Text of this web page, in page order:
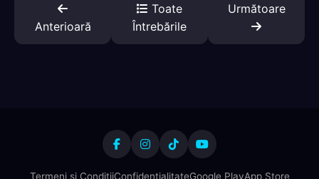
Anterioară
Toate
Întrebările
Următoare
Termeni și CondițiiConfidențialitateGoogle PlayApp Store